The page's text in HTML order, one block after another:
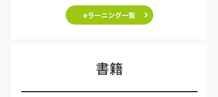
eラーニング一覧
書籍